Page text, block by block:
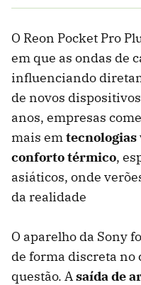
O Reon Pocket Pro
em que as ondas de
influenciando
de novos
anos, empresas
mais em tecnologias
conforto térmico,
asiáticos, onde
da realidade
O aparelho da Sony
de forma discreta no
questão. A saída de